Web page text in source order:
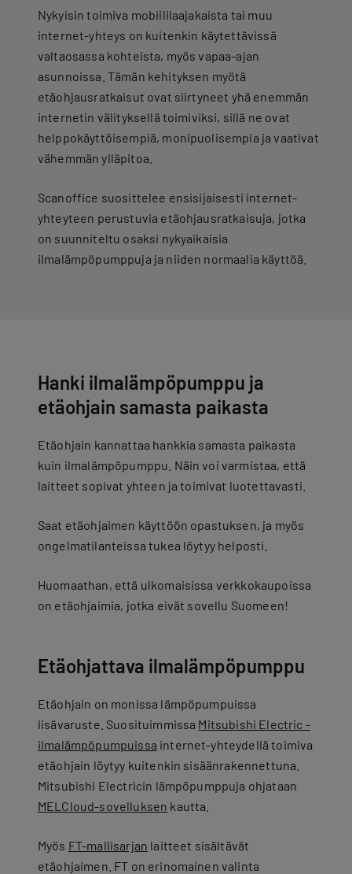
Nykyisin toimiva mobiililaajakaista tai muu
internet-yhteys on kuitenkin käytettävissä
valtaosassa kohteista, myös vapaa-ajan
asunnoissa. Tämän kehityksen myötä
etäohjausratkaisut ovat siirtyneet yhä enemmän
internetin välityksellä toimiviksi, sillä ne ovat
helppokäyttöisempiä, monipuolisempia ja vaativat
vähemmän ylläpitoa.
Scanoffice suosittelee ensisijaisesti internet-
yhteyteen perustuvia etäohjausratkaisuja, jotka
on suunniteltu osaksi nykyaikaisia
ilmalämpöpumppuja ja niiden normaalia käyttöä.
Hanki ilmalämpöpumppu ja
etäohjain samasta paikasta
Etäohjain kannattaa hankkia samasta paikasta
kuin ilmalämpöpumppu. Näin voi varmistaa, että
laitteet sopivat yhteen ja toimivat luotettavasti.
Saat etäohjaimen käyttöön opastuksen, ja myös
ongelmatilanteissa tukea löytyy helposti.
Huomaathan, että ulkomaisissa verkkokaupoissa
on etäohjaimia, jotka eivät sovellu Suomeen!
Etäohjattava ilmalämpöpumppu
Etäohjain on monissa lämpöpumpuissa
lisävaruste. Suosituimmissa Mitsubishi Electric -
ilmalämpöpumpuissa internet-yhteydellä toimiva
etäohjain löytyy kuitenkin sisäänrakennettuna.
Mitsubishi Electricin lämpöpumppuja ohjataan
MELCloud-sovelluksen kautta.
Myös FT-mallisarjan laitteet sisältävät
etäohjaimen. FT on erinomainen valinta